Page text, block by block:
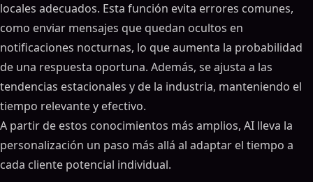
locales adecuados. Esta función evita errores comunes,
como enviar mensajes que quedan ocultos en
notificaciones nocturnas, lo que aumenta la probabilidad
de una respuesta oportuna. Además, se ajusta a las
tendencias estacionales y de la industria, manteniendo el
tiempo relevante y efectivo.
A partir de estos conocimientos más amplios, AI lleva la
personalización un paso más allá al adaptar el tiempo a
cada cliente potencial individual.